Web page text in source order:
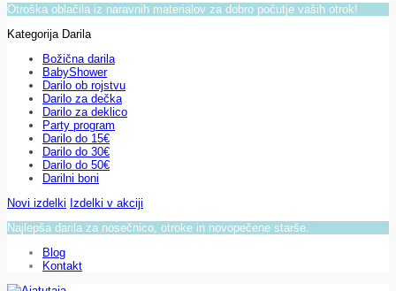
Otroška oblačila iz naravnih materialov za dobro počutje vaših otrok!
Kategorija Darila
Božična darila
BabyShower
Darilo ob rojstvu
Darilo za dečka
Darilo za deklico
Party program
Darilo do 15€
Darilo do 30€
Darilo do 50€
Darilni boni
Novi izdelki Izdelki v akciji
Najlepša darila za nosečnico, otroke in novopečene starše.
Blog
Kontakt